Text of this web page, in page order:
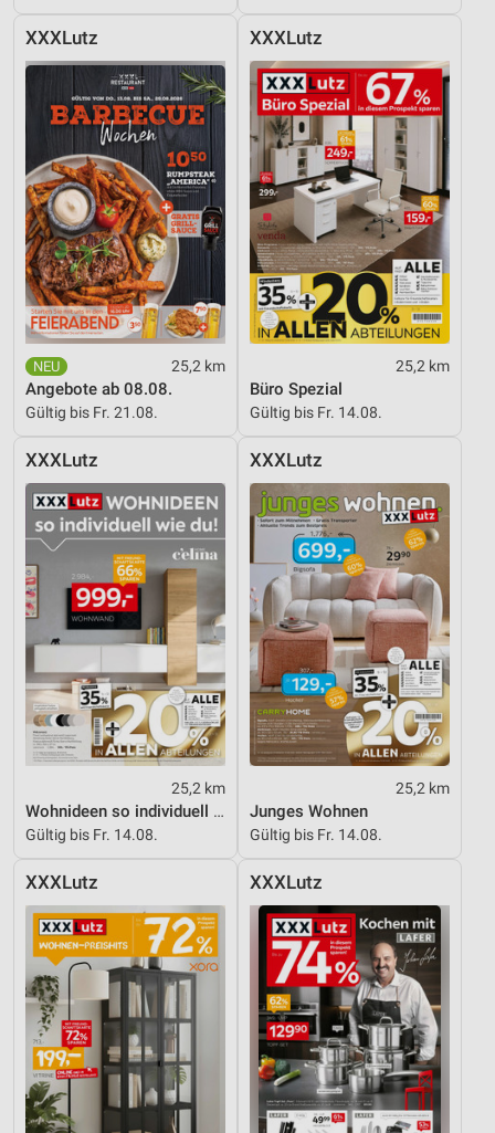
XXXLutz
25,2 km
Angebote ab 08.08.
Gültig bis Fr. 21.08.
XXXLutz
25,2 km
Büro Spezial
Gültig bis Fr. 14.08.
XXXLutz
25,2 km
Wohnideen so individuell wie du!
Gültig bis Fr. 14.08.
XXXLutz
25,2 km
Junges Wohnen
Gültig bis Fr. 14.08.
XXXLutz XXXLutz